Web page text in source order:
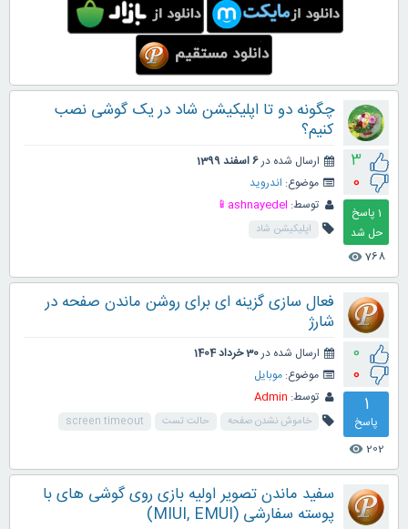
3
0
1 پاسخ
768
visibility
چگونه دو تا اپلیکیشن شاد در یک گوشی نصب
کنیم؟
ارسال شده در6 اسفند 1399
موضوع: اندروید
توسط: ashnayedel📱
اپلیکیشن شاد
0
0
1
پاسخ
202
visibility
فعال سازی گزینه ای برای روشن ماندن صفحه در
شارژ
ارسال شده در30 خرداد 1404
موضوع: موبایل
توسط: Admin
خاموش نشدن صفحه حالت تست screen timeout
سفید ماندن تصویر اولیه بازی روی گوشی های با
پوسته سفارشی (MIUI, EMUI)